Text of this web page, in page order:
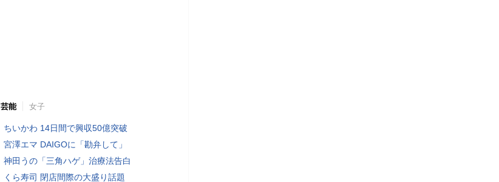
芸能 女子
ちいかわ 14日間で興収50億突破
宮澤エマ DAIGOに「勘弁して」
神田うの「三角ハゲ」治療法告白
くら寿司 閉店間際の大盛り話題